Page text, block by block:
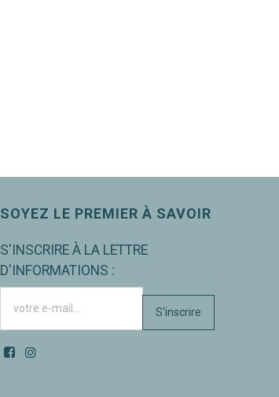
SOYEZ LE PREMIER À SAVOIR
S'INSCRIRE À LA LETTRE
D'INFORMATIONS :
S'inscrire